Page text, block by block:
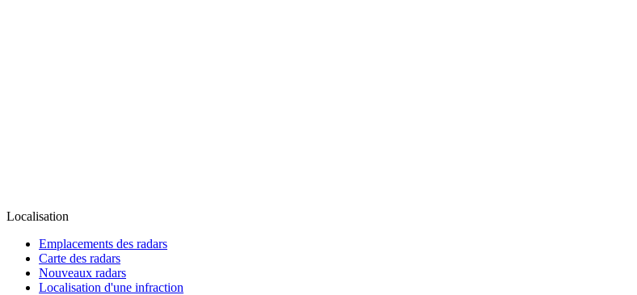
Localisation
Emplacements des radars
Carte des radars
Nouveaux radars
Localisation d'une infraction